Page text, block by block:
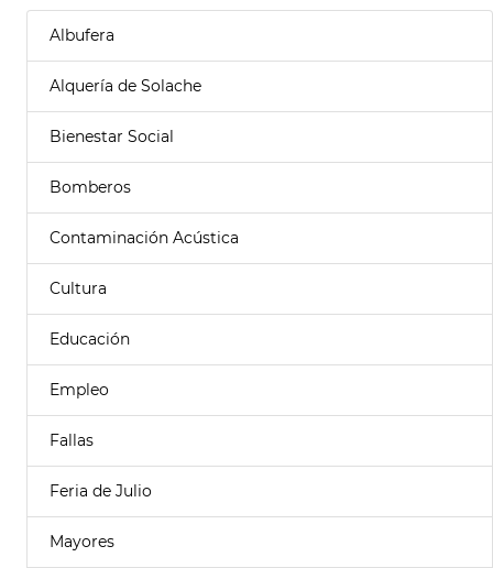
Albufera
Alquería de Solache
Bienestar Social
Bomberos
Contaminación Acústica
Cultura
Educación
Empleo
Fallas
Feria de Julio
Mayores